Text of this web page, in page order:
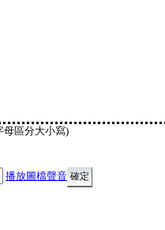
母區分大小寫)
播放圖檔聲音